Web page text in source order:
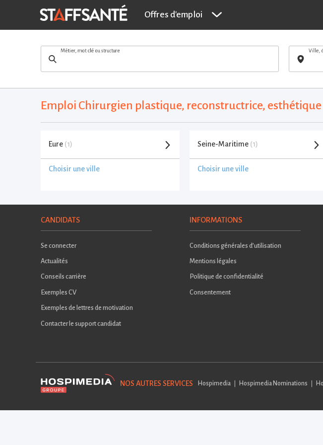
Offres d'emploi
Métier, mot clé ou structure Ville,
Emploi Chirurgien plastique, reconstructrice,
Eure (1)
Choisir une ville
Seine-Maritime (1)
Choisir une ville
CANDIDATS
Se connecter
Actualités
Conseils carrière
Exemples CV
Exemples de lettres de motivation
Contacter le support candidat
INFORMATIONS
Conditions générales d’utilisation
Mentions légales
Politique de confidentialité
Consentement
NOS AUTRES SERVICES Hospimedia Hospimedia Nominations